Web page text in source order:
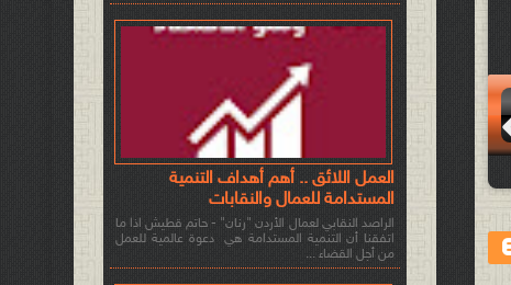
العمل اللائق .. أهم أهداف التنمية
المستدامة للعمال والنقابات
الراصد النقابي لعمال الأردن "رنان" - حاتم قطيش اذا ما
اتفقنا أن التنمية المستدامة هي دعوة عالمية للعمل
من أجل القضاء ...